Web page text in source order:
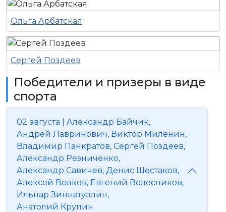
Ольга Арбатская
Сергей Поздеев
Победители и призеры в виде
спорта
02 августа | Александр Байчик,
Андрей Лавринович, Виктор Миленин,
Владимир Панкратов, Сергей Поздеев,
Александр Резниченко,
Александр Савичев, Денис Шестаков,
Алексей Волков, Евгений Волосников,
Ильнар Зиннатуллин,
Анатолий Крупин